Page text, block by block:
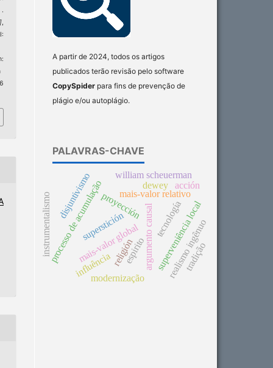
.
,
A partir de 2024, todos os artigos
publicados terão revisão pelo software
CopySpider para fins de prevenção de
plágio e/ou autoplágio.
PALAVRAS-CHAVE
argumento causal
superstición
proyección
processo de acumulaçãomais-valor global
mais-valor relativo
superveniência local
disjuntivismo
religión realismo ingênuo
tecnología
instrumentalismo
dewey
espirito
influência
william scheuerman
modernização
tradição
acción